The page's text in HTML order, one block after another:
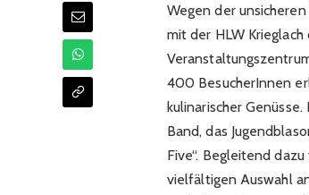
Wegen der
mit der HLW Krieglach
400 BesucherInnen
kulinarischer
Band, das
Five“. Begleitend
vielfältigen Auswahl